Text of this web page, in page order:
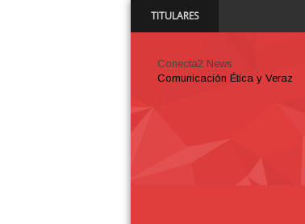
TITULARES
Conecta2 News
Comunicación Ética y Veraz